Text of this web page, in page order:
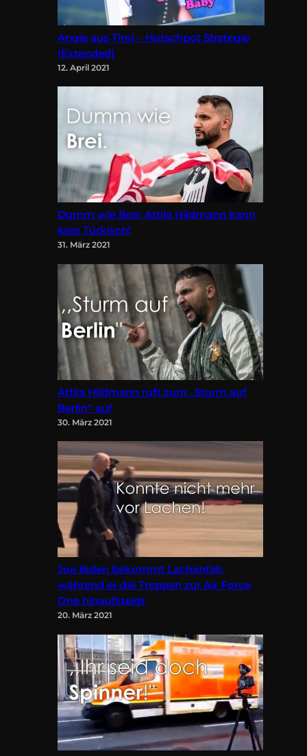
Angie aus Tirol – Hotschpot Strategie
(Extended)
12. April 2021
Dumm wie Brei: Attila Hildmann kann
kein Türkisch!
31. März 2021
Attila Hildmann ruft zum „Sturm auf
Berlin“ auf
30. März 2021
Joe Biden bekommt Lachanfall,
während er die Treppen zur Air Force
One hinaufsteigt
20. März 2021